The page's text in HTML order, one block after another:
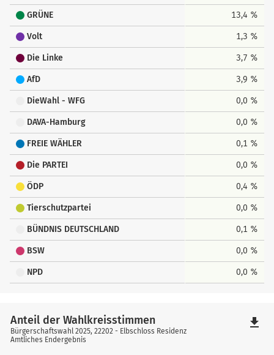
GRÜNE 13,4 %
Volt 1,3 %
Die Linke 3,7 %
AfD 3,9 %
DieWahl - WFG 0,0 %
DAVA-Hamburg 0,0 %
FREIE WÄHLER 0,1 %
Die PARTEI 0,0 %
ÖDP 0,4 %
Tierschutzpartei 0,0 %
BÜNDNIS DEUTSCHLAND 0,1 %
BSW 0,0 %
NPD 0,0 %
Anteil der Wahlkreisstimmen
Bürgerschaftswahl 2025, 22202 - Elbschloss Residenz
Amtliches Endergebnis
file_download